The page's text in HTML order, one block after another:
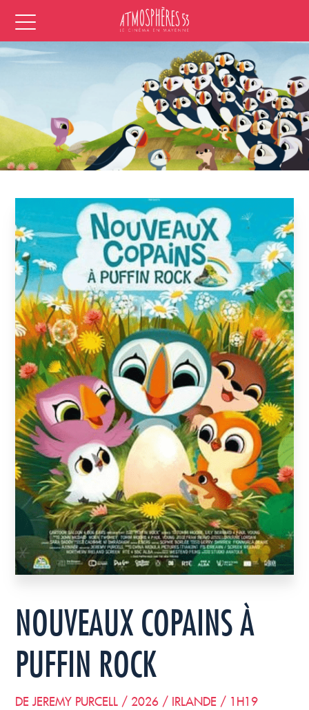
NOUVEAUX COPAINS À
PUFFIN ROCK
DE JEREMY PURCELL / 2026 / IRLANDE / 1H19